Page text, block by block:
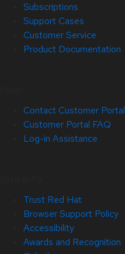
Subscriptions
Support Cases
Customer Service
Product Documentation
Contact Customer Portal
Customer Portal FAQ
Log-in Assistance
Trust Red Hat
Browser Support Policy
Accessibility
Awards and Recognition